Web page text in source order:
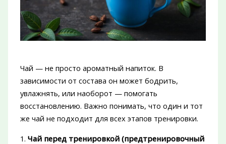
Чай — не просто ароматный напиток. В
зависимости от состава он может бодрить,
увлажнять, или наоборот — помогать
восстановлению. Важно понимать, что один и тот
же чай не подходит для всех этапов тренировки.
1. Чай перед тренировкой (предтренировочный